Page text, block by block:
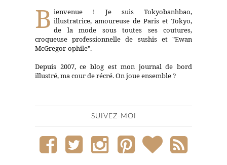
B ienvenue ! Je suis Tokyobanhbao,
illustratrice, amoureuse de Paris et Tokyo,
de la mode sous toutes ses coutures,
croqueuse professionnelle de sushis et "Ewan
McGregor-ophile".
Depuis 2007, ce blog est mon journal de bord
illustré, ma cour de récré. On joue ensemble ?
SUIVEZ-MOI